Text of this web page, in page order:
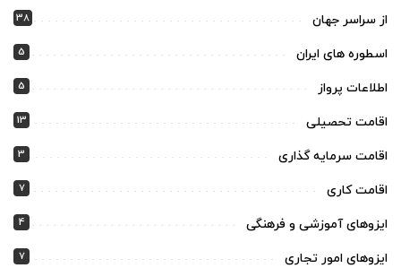
از سراسر جهان 38
اسطوره های ایران 5
اطلاعات پرواز 5
اقامت تحصیلی 13
اقامت سرمایه گذاری 3
اقامت کاری 7
ایزوهای آموزشی و فرهنگی 4
ایزوهای امور تجاری 7